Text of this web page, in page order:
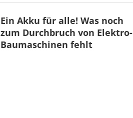
Ein Akku für alle! Was noch
zum Durchbruch von Elektro-
Baumaschinen fehlt